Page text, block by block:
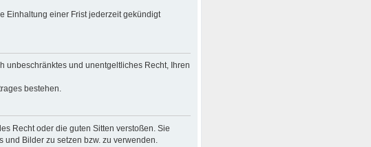
Einhaltung einer Frist jederzeit gekündigt
unbeschränktes und unentgeltliches Recht, Ihren
bestehen.
Recht oder die guten Sitten verstoßen. Sie
Bilder zu setzen bzw. zu verwenden.